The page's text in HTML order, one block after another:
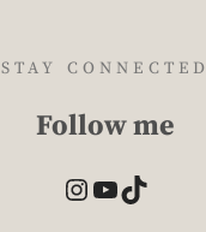
STAY CONNECTED
Follow me
InstagramYouTube TikTok